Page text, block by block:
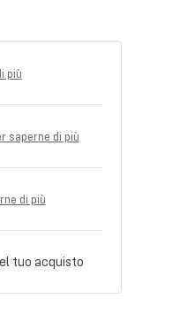
più
saperne di più
di più
tuo acquisto